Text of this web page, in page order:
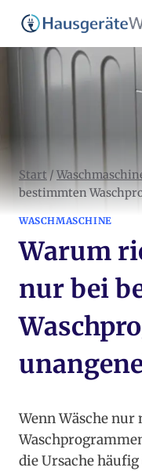
Zum
Inhalt
springen
Start /
bestimmten
WASCHMASCHINE
Warum
nur bei
Wenn Wäsche
die Ursache